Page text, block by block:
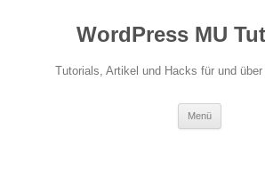
WordPress MU
Tutorials, Artikel und Hacks für und
Menü